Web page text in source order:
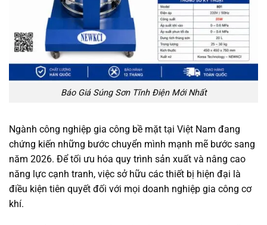
Báo Giá Súng Sơn Tĩnh Điện Mới Nhất
Ngành công nghiệp gia công bề mặt tại Việt Nam đang
chứng kiến những bước chuyển mình mạnh mẽ bước sang
năm 2026. Để tối ưu hóa quy trình sản xuất và nâng cao
năng lực cạnh tranh, việc sở hữu các thiết bị hiện đại là
điều kiện tiên quyết đối với mọi doanh nghiệp gia công cơ
khí.